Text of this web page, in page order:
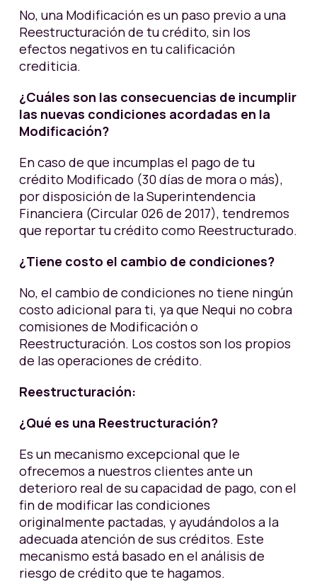
No, una Modificación es un paso previo a una
Reestructuración de tu crédito, sin los
efectos negativos en tu calificación
crediticia.
¿Cuáles son las consecuencias de incumplir
las nuevas condiciones acordadas en la
Modificación?
En caso de que incumplas el pago de tu
crédito Modificado (30 días de mora o más),
por disposición de la Superintendencia
Financiera (Circular 026 de 2017), tendremos
que reportar tu crédito como Reestructurado.
¿Tiene costo el cambio de condiciones?
No, el cambio de condiciones no tiene ningún
costo adicional para ti, ya que Nequi no cobra
comisiones de Modificación o
Reestructuración. Los costos son los propios
de las operaciones de crédito.
Reestructuración:
¿Qué es una Reestructuración?
Es un mecanismo excepcional que le
ofrecemos a nuestros clientes ante un
deterioro real de su capacidad de pago, con el
fin de modificar las condiciones
originalmente pactadas, y ayudándolos a la
adecuada atención de sus créditos. Este
mecanismo está basado en el análisis de
riesgo de crédito que te hagamos.